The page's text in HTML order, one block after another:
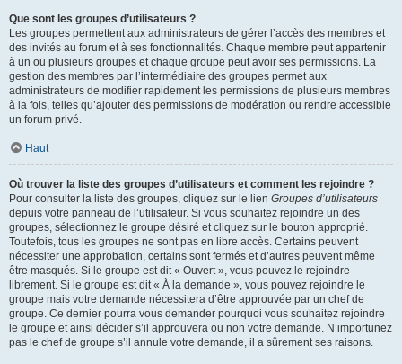
Que sont les groupes d’utilisateurs ?
Les groupes permettent aux administrateurs de gérer l’accès des membres et
des invités au forum et à ses fonctionnalités. Chaque membre peut appartenir
à un ou plusieurs groupes et chaque groupe peut avoir ses permissions. La
gestion des membres par l’intermédiaire des groupes permet aux
administrateurs de modifier rapidement les permissions de plusieurs membres
à la fois, telles qu’ajouter des permissions de modération ou rendre accessible
un forum privé.
Haut
Où trouver la liste des groupes d’utilisateurs et comment les rejoindre ?
Pour consulter la liste des groupes, cliquez sur le lien Groupes d’utilisateurs
depuis votre panneau de l’utilisateur. Si vous souhaitez rejoindre un des
groupes, sélectionnez le groupe désiré et cliquez sur le bouton approprié.
Toutefois, tous les groupes ne sont pas en libre accès. Certains peuvent
nécessiter une approbation, certains sont fermés et d’autres peuvent même
être masqués. Si le groupe est dit « Ouvert », vous pouvez le rejoindre
librement. Si le groupe est dit « À la demande », vous pouvez rejoindre le
groupe mais votre demande nécessitera d’être approuvée par un chef de
groupe. Ce dernier pourra vous demander pourquoi vous souhaitez rejoindre
le groupe et ainsi décider s’il approuvera ou non votre demande. N’importunez
pas le chef de groupe s’il annule votre demande, il a sûrement ses raisons.